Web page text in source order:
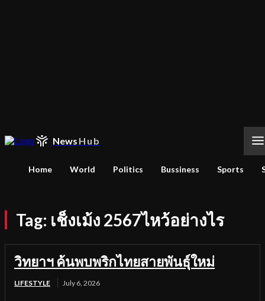
News Hub
Home World Politics Bussiness Sports
Tag: เช็งเม้ง 2567ไหว้อย่างไร
วิทยาฯ ค้นพบพริกไทยสายพันธุ์ใหม่
LIFESTYLE July 6, 2026